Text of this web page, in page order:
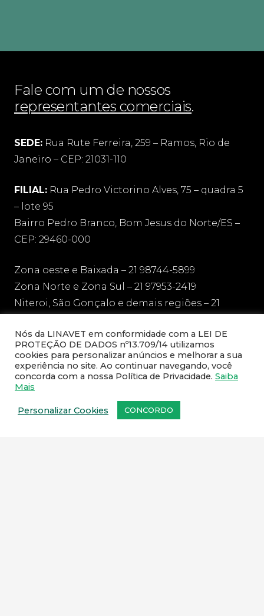
Fale com um de nossos
representantes comerciais.
SEDE: Rua Rute Ferreira, 259 – Ramos, Rio de
Janeiro – CEP: 21031-110
FILIAL: Rua Pedro Victorino Alves, 75 – quadra 5
– lote 95
Bairro Pedro Branco, Bom Jesus do Norte/ES –
CEP: 29460-000
Zona oeste e Baixada – 21 98744-5899
Zona Norte e Zona Sul – 21 97953-2419
Niteroi, São Gonçalo e demais regiões – 21
sac@linavet.com.br
21 97953-2419 / 21 2591-1467
Nós da LINAVET em conformidade com a LEI DE
PROTEÇÃO DE DADOS nº13.709/14 utilizamos
cookies para personalizar anúncios e melhorar a sua
experiência no site. Ao continuar navegando, você
concorda com a nossa Política de Privacidade. Saiba
Mais
Personalizar Cookies CONCORDO